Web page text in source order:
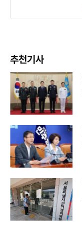
추천기사